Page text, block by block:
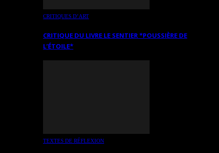
CRITIQUES D’ART
CRITIQUE DU LIVRE LE SENTIER *POUSSIÈRE DE
L’ÉTOILE*
TEXTES DE RÉFLEXION